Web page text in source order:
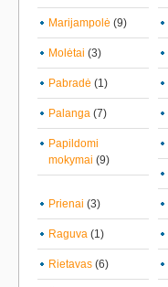
Marijampolė (9)
Molėtai (3)
Pabradė (1)
Palanga (7)
Papildomi
mokymai (9)
Prienai (3)
Raguva (1)
Rietavas (6)